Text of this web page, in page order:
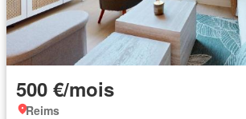
500 €/mois
Reims